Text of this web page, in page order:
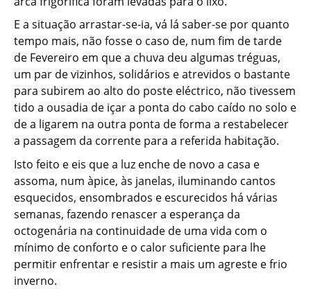
E a situação arrastar-se-ia, vá lá saber-se por quanto
tempo mais, não fosse o caso de, num fim de tarde
de Fevereiro em que a chuva deu algumas tréguas,
um par de vizinhos, solidários e atrevidos o bastante
para subirem ao alto do poste eléctrico, não tivessem
tido a ousadia de içar a ponta do cabo caído no solo e
de a ligarem na outra ponta de forma a restabelecer
a passagem da corrente para a referida habitação.
Isto feito e eis que a luz enche de novo a casa e
assoma, num àpice, às janelas, iluminando cantos
esquecidos, ensombrados e escurecidos há várias
semanas, fazendo renascer a esperança da
octogenária na continuidade de uma vida com o
mínimo de conforto e o calor suficiente para lhe
permitir enfrentar e resistir a mais um agreste e frio
inverno.